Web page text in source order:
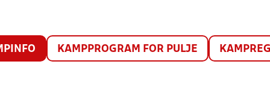
KAMPPROGRAM FOR PULJE